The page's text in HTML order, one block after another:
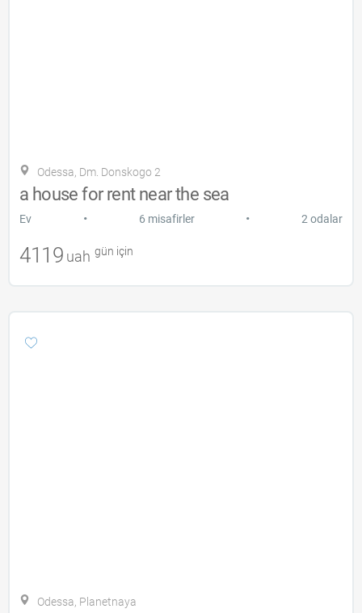
Odessa, Dm. Donskogo 2
a house for rent near the sea
Ev • 6 misafirler • 2 odalar
4119 uah gün için
Odessa, Planetnaya